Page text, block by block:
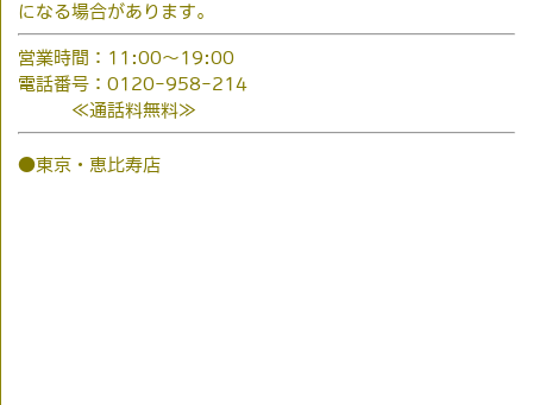
になる場合があります。
営業時間：11:00～19:00
電話番号：0120-958-214
≪通話料無料≫
●東京・恵比寿店